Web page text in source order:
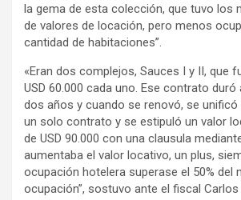
la gema de esta colección, que tuvo los
de valores de locación, pero menos
cantidad de habitaciones”.
«Eran dos complejos, Sauces I y II, que
USD 60.000 cada uno. Ese contrato
dos años y cuando se renovó, se unificó
un solo contrato y se estipuló un valor
de USD 90.000 con una clausula
aumentaba el valor locativo, un plus,
ocupación hotelera superase el 50% del
ocupación”, sostuvo ante el fiscal Carlos